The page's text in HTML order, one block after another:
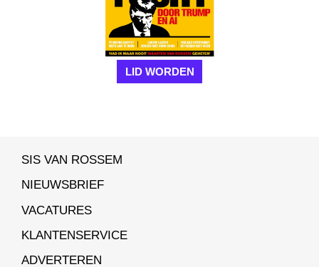
LID WORDEN
SIS VAN ROSSEM
NIEUWSBRIEF
VACATURES
KLANTENSERVICE
ADVERTEREN